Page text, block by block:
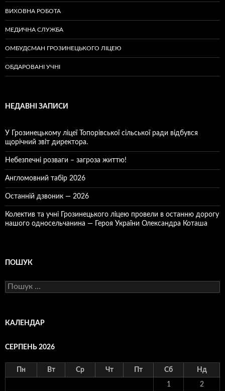
ВИХОВНА РОБОТА
МЕДИЧНА СЛУЖБА
ОМБУДСМАН ГРОЗИНЕЦЬКОГО ЛІЦЕЮ
ОБДАРОВАНІ УЧНІ
НЕДАВНІ ЗАПИСИ
У Грозинецькому ліцеї Топорівської сільської ради відбувся
щорічний звіт директора.
Небезпечні розваги – загроза життю!
Англомовний табір 2026
Останній дзвоник — 2026
Колектив та учні Грозинецького ліцею провели в останню дорогу
нашого односельчанина — Героя України Олександра Коташа
ПОШУК
Пошук:
КАЛЕНДАР
СЕРПЕНЬ 2026
Пн Вт Ср Чт Пт Сб Нд
1 2